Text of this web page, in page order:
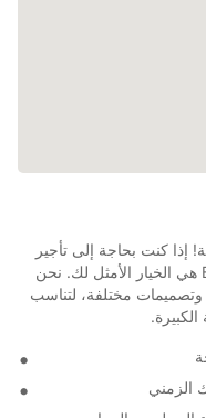
إذا كنت بحاجة إلى تأجير
شاحنة لتلبية احتياجات نقلك، فإن Europcar هي الخيار الأمثل لك. نحن
مختلفة، لتناسب
الزمني